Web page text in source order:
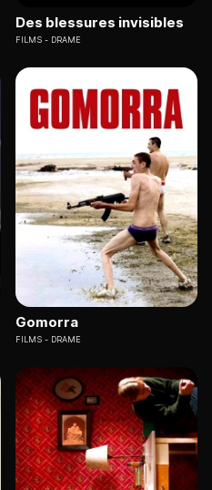
Des blessures invisibles
FILMS DRAME
Gomorra
FILMS DRAME